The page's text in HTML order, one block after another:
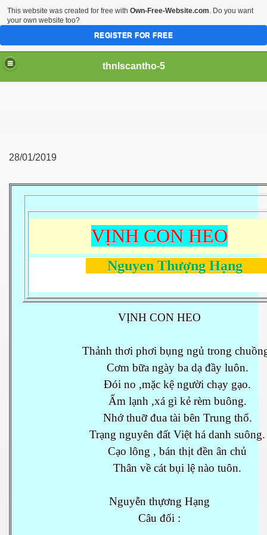
thnlscantho-5
28/01/2019
VỊNH CON HEO
Nguyen Thượng Hạng
VỊNH CON HEO
Thảnh thơi phơi bụng ngủ trong
Cơm bữa ngày ba dạ đầy luôn.
Đói no ,mặc kệ người chạy gạo.
Ấm lạnh ,xá gì kẻ rèm buông.
Nhớ thuỡ đua tài bên Trung thổ.
Trạng nguyên đất Việt há danh suông.
Cạo lông , bán thịt đền ân chủ
Thân về cát bụi lệ nào tuôn.
Nguyễn thựơng Hạng
Câu đối :
This website was created for free with Own-Free-Website.com. Do you want
your own website too?
REGISTER FOR FREE